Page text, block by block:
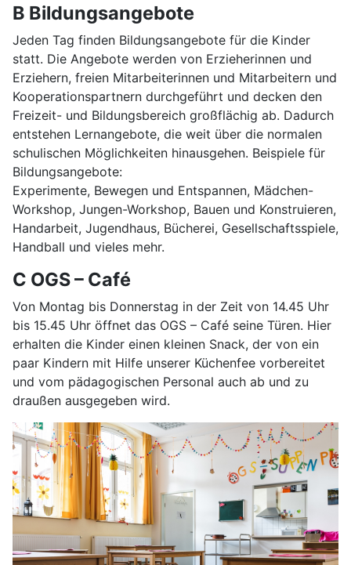
B Bildungsangebote
Jeden Tag finden Bildungsangebote für die Kinder
statt. Die Angebote werden von Erzieherinnen und
Erziehern, freien Mitarbeiterinnen und Mitarbeitern und
Kooperationspartnern durchgeführt und decken den
Freizeit- und Bildungsbereich großflächig ab. Dadurch
entstehen Lernangebote, die weit über die normalen
schulischen Möglichkeiten hinausgehen. Beispiele für
Bildungsangebote:
Experimente, Bewegen und Entspannen, Mädchen-
Workshop, Jungen-Workshop, Bauen und Konstruieren,
Handarbeit, Jugendhaus, Bücherei, Gesellschaftsspiele,
Handball und vieles mehr.
C OGS – Café
Von Montag bis Donnerstag in der Zeit von 14.45 Uhr
bis 15.45 Uhr öffnet das OGS – Café seine Türen. Hier
erhalten die Kinder einen kleinen Snack, der von ein
paar Kindern mit Hilfe unserer Küchenfee vorbereitet
und vom pädagogischen Personal auch ab und zu
draußen ausgegeben wird.